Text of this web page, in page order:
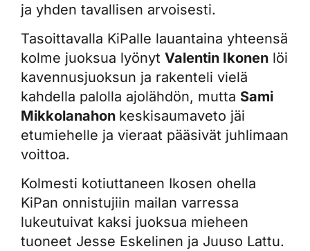
ja yhden tavallisen arvoisesti.
Tasoittavalla KiPalle lauantaina yhteensä
kolme juoksua lyönyt Valentin Ikonen löi
kavennusjuoksun ja rakenteli vielä
kahdella palolla ajolähdön, mutta Sami
Mikkolanahon keskisaumaveto jäi
etumiehelle ja vieraat pääsivät juhlimaan
voittoa.
Kolmesti kotiuttaneen Ikosen ohella
KiPan onnistujiin mailan varressa
lukeutuivat kaksi juoksua mieheen
tuoneet Jesse Eskelinen ja Juuso Lattu.